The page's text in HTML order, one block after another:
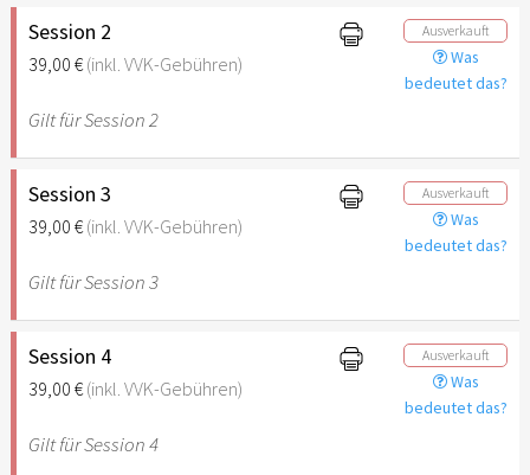
Session 2
39,00 €(inkl. VVK-Gebühren)
Ausverkauft
Was
bedeutet das?
Gilt für Session 2
Session 3
39,00 €(inkl. VVK-Gebühren)
Ausverkauft
Was
bedeutet das?
Gilt für Session 3
Session 4
39,00 €(inkl. VVK-Gebühren)
Ausverkauft
Was
bedeutet das?
Gilt für Session 4